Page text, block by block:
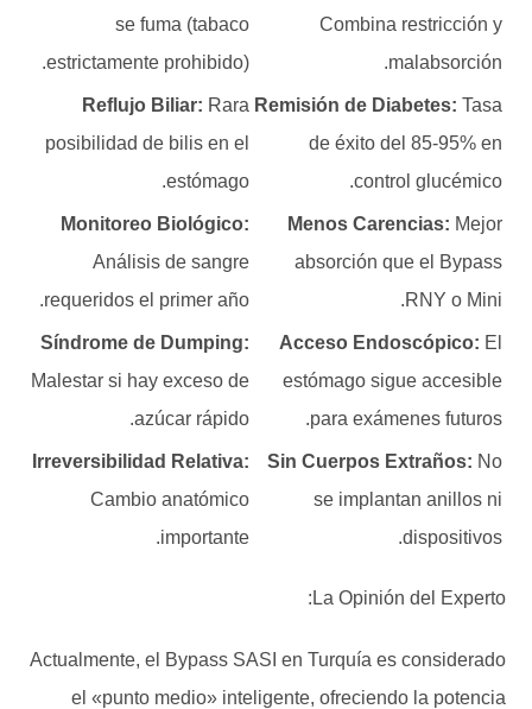
Combina restricción y
malabsorción.
se fuma (tabaco
estrictamente prohibido).
Remisión de Diabetes:Tasa
de éxito del 85-95% en
control glucémico.
Reflujo Biliar:Rara
posibilidad de bilis en el
estómago.
Menos Carencias:Mejor
absorción que el Bypass
RNY o Mini.
Monitoreo Biológico:
Análisis de sangre
requeridos el primer año.
Acceso Endoscópico:El
estómago sigue accesible
para exámenes futuros.
Síndrome de Dumping:
Malestar si hay exceso de
azúcar rápido.
Sin Cuerpos Extraños:No
se implantan anillos ni
dispositivos.
Irreversibilidad Relativa:
Cambio anatómico
importante.
La Opinión del Experto:
Actualmente, el Bypass SASI en Turquía es considerado
el «punto medio» inteligente, ofreciendo la potencia